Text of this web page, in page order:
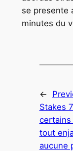
se presente
minutes du
←
Stakes
certains
tout
aucune